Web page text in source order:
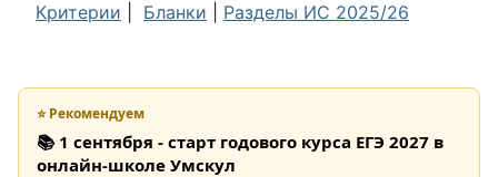
Критерии
Бланки Разделы ИС 2025/26
⭐ Рекомендуем
📚 1 сентября - старт годового курса ЕГЭ 2027 в
онлайн-школе Умскул